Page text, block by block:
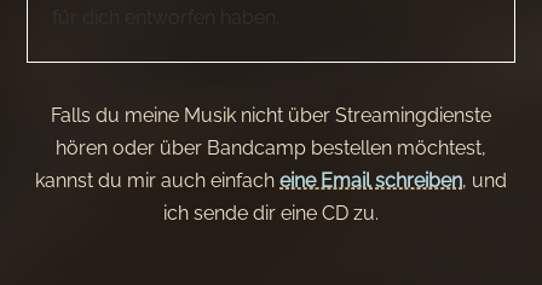
für dich entworfen haben.
Falls du meine Musik nicht über Streamingdienste
hören oder über Bandcamp bestellen möchtest,
kannst du mir auch einfach eine Email schreiben, und
ich sende dir eine CD zu.